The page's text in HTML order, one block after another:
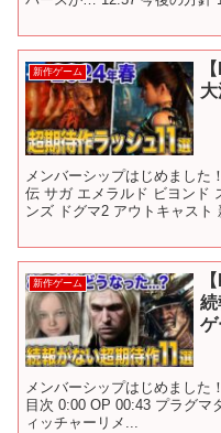
新作ゲーム
メンバーシップはじめました
伝 サガ エメラルド ビヨンド
ンズ ドグマ2 アウトキャスト
新作ゲーム
ゲ
メンバーシップはじめました
目次 0:00 OP 00:43 プラグマ
ィッチャーリメ...